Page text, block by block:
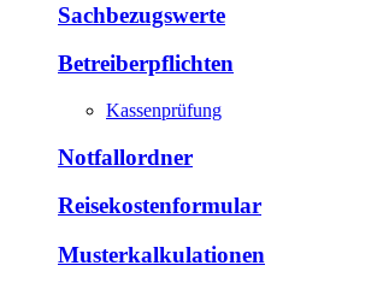
Sachbezugswerte
Betreiberpflichten
Kassenprüfung
Notfallordner
Reisekostenformular
Musterkalkulationen